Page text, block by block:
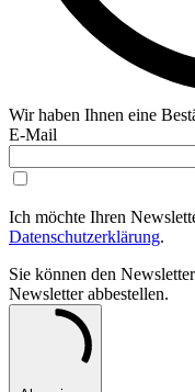
Wir haben Ihnen eine
E-Mail
Ich möchte Ihren
Datenschutzerklärung.
Sie können den
Newsletter abbestellen.